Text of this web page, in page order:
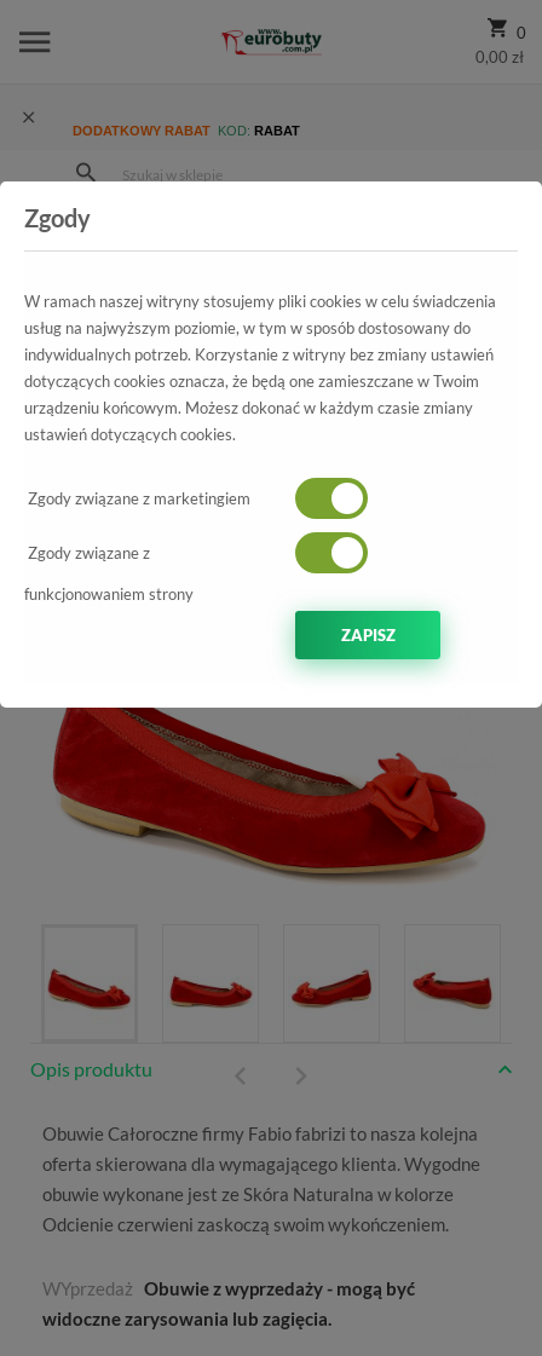
0
0,00 zł
DODATKOWY RABAT KOD: RABAT
Kolekcja damska
Półbuty
Wszystkie produkty
696 Czerwo Zamsz
Opis produktu
Obuwie Całoroczne firmy Fabio fabrizi to nasza kolejna
oferta skierowana dla wymagającego klienta. Wygodne
obuwie wykonane jest ze Skóra Naturalna w kolorze
Odcienie czerwieni zaskoczą swoim wykończeniem.
WYprzedaż Obuwie z wyprzedaży - mogą być
widoczne zarysowania lub zagięcia.
Zgody
W ramach naszej witryny stosujemy pliki cookies w celu świadczenia
usług na najwyższym poziomie, w tym w sposób dostosowany do
indywidualnych potrzeb. Korzystanie z witryny bez zmiany ustawień
dotyczących cookies oznacza, że będą one zamieszczane w Twoim
urządzeniu końcowym. Możesz dokonać w każdym czasie zmiany
ustawień dotyczących cookies.
Zgody związane z marketingiem
Zgody związane z
funkcjonowaniem strony
ZAPISZ